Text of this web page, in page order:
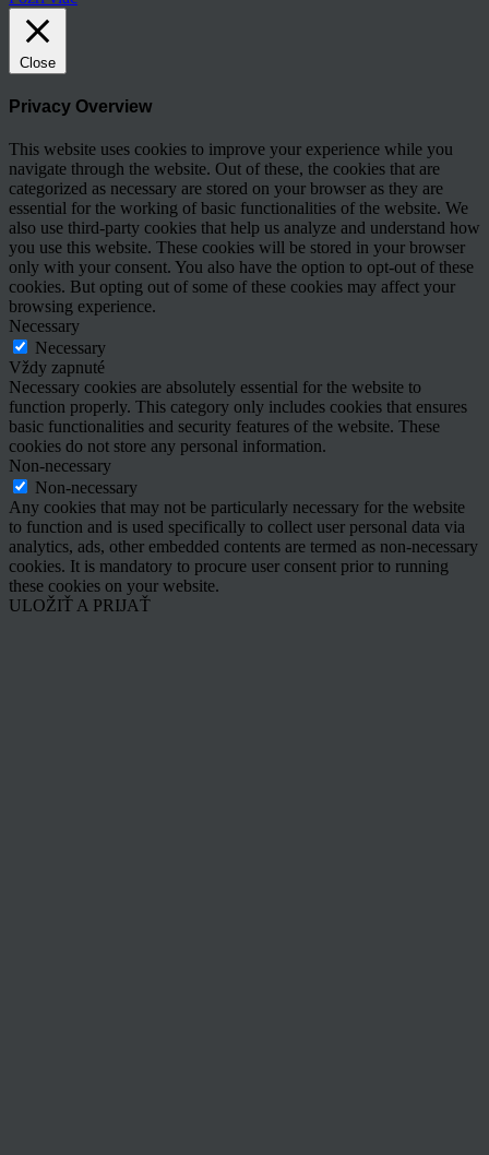
Close
Privacy Overview
This website uses cookies to improve your experience while you
navigate through the website. Out of these, the cookies that are
categorized as necessary are stored on your browser as they are
essential for the working of basic functionalities of the website. We
also use third-party cookies that help us analyze and understand how
you use this website. These cookies will be stored in your browser
only with your consent. You also have the option to opt-out of these
cookies. But opting out of some of these cookies may affect your
browsing experience.
Necessary
Necessary
Vždy zapnuté
Necessary cookies are absolutely essential for the website to
function properly. This category only includes cookies that ensures
basic functionalities and security features of the website. These
cookies do not store any personal information.
Non-necessary
Non-necessary
Any cookies that may not be particularly necessary for the website
to function and is used specifically to collect user personal data via
analytics, ads, other embedded contents are termed as non-necessary
cookies. It is mandatory to procure user consent prior to running
these cookies on your website.
ULOŽIŤ A PRIJAŤ